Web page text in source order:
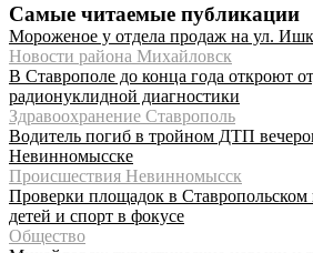
Самые читаемые публикации
Мороженое у отдела продаж на ул.
Новости района Михайловск
В Ставрополе до конца года откроют
радионуклидной диагностики
Здравоохранение Ставрополь
Водитель погиб в тройном ДТП
Невинномысске
Происшествия Невинномысск
Проверки площадок в Ставропольском
детей и спорт в фокусе
Общество